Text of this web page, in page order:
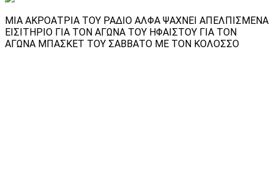
ΜΙΑ ΑΚΡΟΑΤΡΙΑ ΤΟΥ ΡΑΔΙΟ ΑΛΦΑ ΨΑΧΝΕΙ ΑΠΕΛΠΙΣΜΕΝΑ
ΕΙΣΙΤΗΡΙΟ ΓΙΑ ΤΟΝ ΑΓΩΝΑ ΤΟΥ ΗΦΑΙΣΤΟΥ ΓΙΑ ΤΟΝ
ΑΓΩΝΑ ΜΠΑΣΚΕΤ ΤΟΥ ΣΑΒΒΑΤΟ ΜΕ ΤΟΝ ΚΟΛΟΣΣΟ